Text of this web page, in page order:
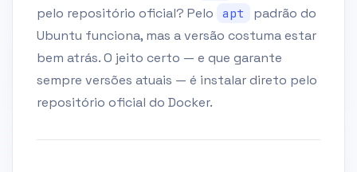
pelo repositório oficial? Pelo
apt
padrão do
Ubuntu funciona, mas a versão costuma estar
bem atrás. O jeito certo — e que garante
sempre versões atuais — é instalar direto pelo
repositório oficial do Docker.